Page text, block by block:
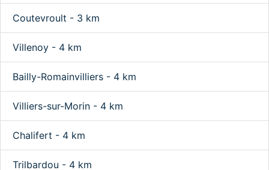
Coutevroult - 3 km
Villenoy - 4 km
Bailly-Romainvilliers - 4 km
Villiers-sur-Morin - 4 km
Chalifert - 4 km
Trilbardou - 4 km